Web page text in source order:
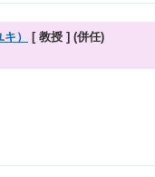
） [ 教授 ] (併任)